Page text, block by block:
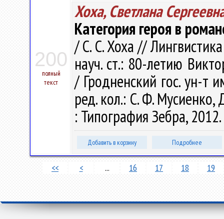
200
полный
текст
Хоха, Светлана
Категория героя в
/ С. С. Хоха //
науч. ст.: 80-летию
/ Гродненский гос. ун-т
ред. кол.: С. Ф.
: Типография Зебра,
Добавить в корзину Подробнее
<< < ... 16 17 18 19